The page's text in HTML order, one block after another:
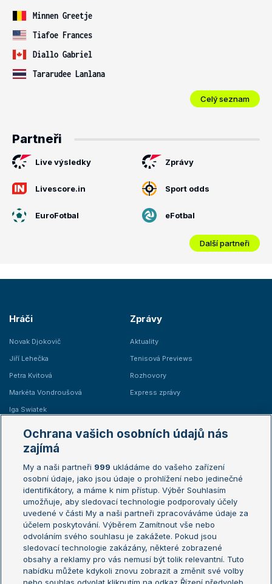
Minnen Greetje
Tiafoe Frances
Diallo Gabriel
Tararudee Lanlana
Celý seznam
Partneři
Live výsledky Zprávy
Livescore.in Sport odds
EuroFotbal eFotbal
Další partneři
Hráči
Novak Djokovič
Jiří Lehečka
Petra Kvitová
Markéta Vondroušová
Iga Swiatek
Zprávy
Aktuality
Tenisová Previews
Rozhovory
Express zprávy
Žebříčky
Žebříček ATP (muži)
Žebříček WTA (ženy)
Sázkařský žebříček
Australian Open
French Open
Wimbledon
US Open
Turnaj mistrů
Turnaj mistryň
Aktualní trendy
Ochrana vašich osobních údajů nás
zajímá
My a naši partneři 999 ukládáme do vašeho zařízení
osobní údaje, jako jsou údaje o prohlížení nebo jedinečné
identifikátory, a máme k nim přístup. Výběr Souhlasím
umožňuje, aby sledovací technologie podporovaly účely
uvedené v části My a naši partneři zpracováváme údaje za
účelem poskytování. Výběrem Zamítnout vše nebo
odvoláním svého souhlasu je zakážete. Pokud jsou
sledovací technologie zakázány, některé zobrazené
obsahy a reklamy pro vás nemusí být tolik relevantní. Tuto
nabídku můžete kdykoli znovu zobrazit a změnit své volby